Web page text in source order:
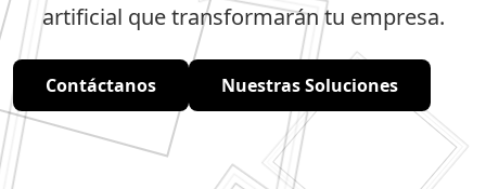
artificial que transformarán tu empresa.
Contáctanos Nuestras Soluciones